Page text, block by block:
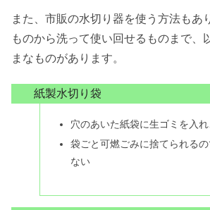
また、市販の水切り器を使う方法もあ
ものから洗って使い回せるものまで、
まなものがあります。
紙製水切り袋
穴のあいた紙袋に生ゴミを入
袋ごと可燃ごみに捨てられる
ない